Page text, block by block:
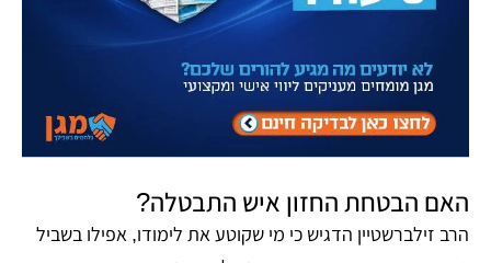
האם הבטחת החזון איש התבטלה?
הרב זילברשטיין הדגיש כי מי שקוטע את לימודו, אפילו בשביל